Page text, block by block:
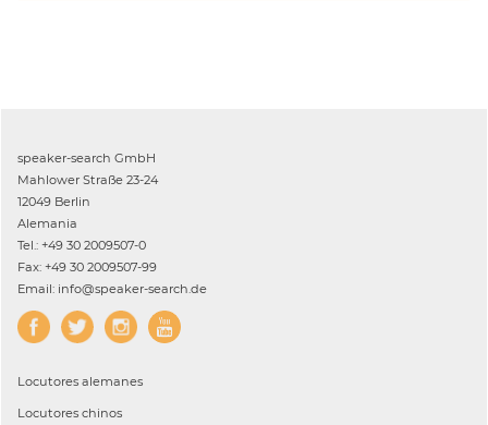
speaker-search GmbH
Mahlower Straße 23-24
12049 Berlin
Alemania
Tel.: +49 30 2009507-0
Fax: +49 30 2009507-99
Email: info@speaker-search.de
Locutores alemanes
Locutores chinos